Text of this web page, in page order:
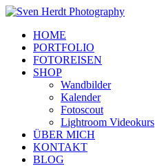
HOME
PORTFOLIO
FOTOREISEN
SHOP
Wandbilder
Kalender
Fotoscout
Lightroom Videokurs
ÜBER MICH
KONTAKT
BLOG